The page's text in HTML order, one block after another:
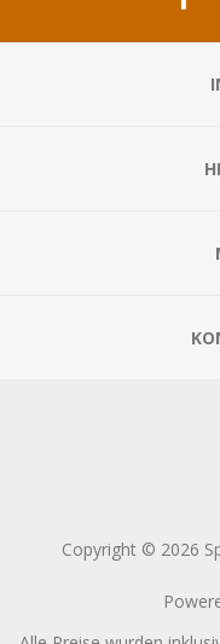
Copyright © 2026